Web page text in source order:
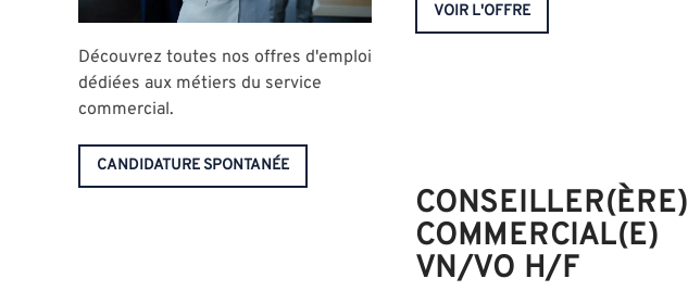
Découvrez toutes nos offres d'emploi
dédiées aux métiers du service
commercial.
CANDIDATURE SPONTANÉE
VOIR L'OFFRE
CONSEILLER(ÈRE)
COMMERCIAL(E)
VN/VO H/F